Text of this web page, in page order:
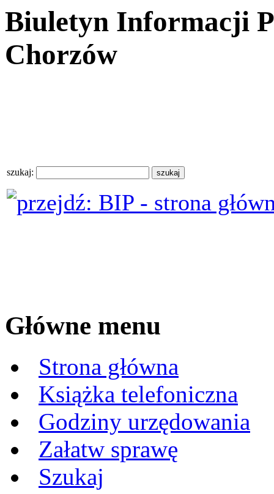
Biuletyn Informacji
Chorzów
szukaj:
Główne menu
Strona główna
Książka telefoniczna
Godziny urzędowania
Załatw sprawę
Szukaj